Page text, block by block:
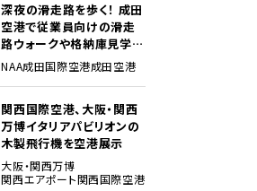
深夜の滑走路を歩く！ 成田
空港で従業員向けの滑走
路ウォークや格納庫見学イ
ベントを初開催
NAA成田国際空港成田空港
関西国際空港、大阪・関西
万博イタリアパビリオンの
木製飛行機を空港展示
大阪・関西万博
関西エアポート関西国際空港